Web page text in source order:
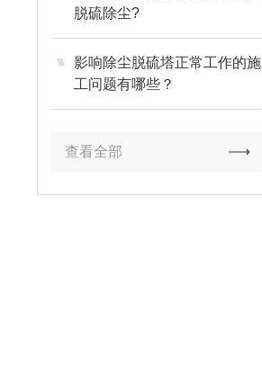
脱硫除尘?
影响除尘脱硫塔正常工作的施
工问题有哪些？
查看全部